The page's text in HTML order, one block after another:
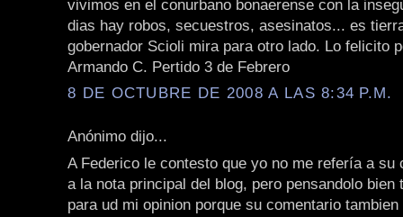
vivimos en el conurbano bonaerense con la
dias hay robos, secuestros, asesinatos... es
gobernador Scioli mira para otro lado. Lo felicito
Armando C. Pertido 3 de Febrero
8 DE OCTUBRE DE 2008 A LAS 8:34 P.M.
Anónimo dijo...
A Federico le contesto que yo no me refería a su
a la nota principal del blog, pero pensandolo bien
para ud mi opinion porque su comentario